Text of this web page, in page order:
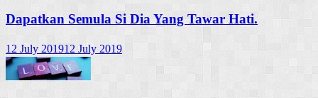
Dapatkan Semula Si Dia Yang Tawar Hati.
12 July 201912 July 2019